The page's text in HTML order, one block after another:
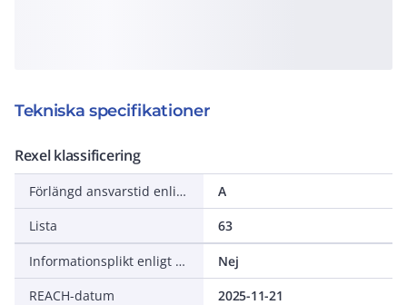
Tekniska specifikationer
Rexel klassificering
Förlängd ansvarstid enligt ALEM-09
A
Lista
63
Informationsplikt enligt REACH
Nej
REACH-datum
2025-11-21